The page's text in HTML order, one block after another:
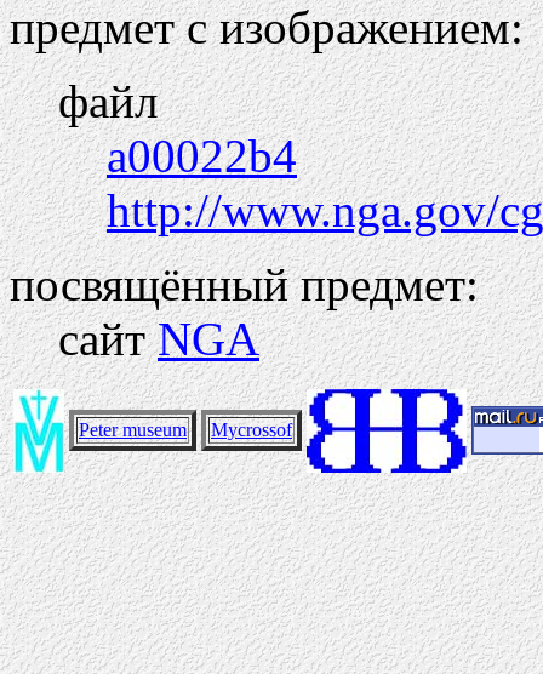
предмет с изображением:
файл
a00022b4
http://www.nga.gov/
посвящённый предмет:
сайтNGA
Peter museum Mycrossof